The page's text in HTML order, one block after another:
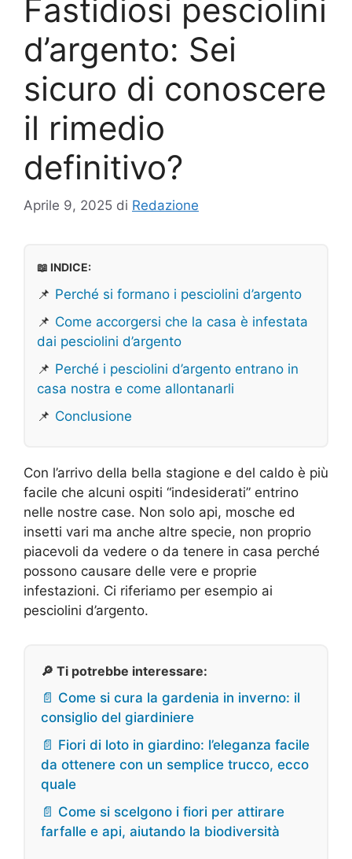
Fastidiosi pesciolini
d’argento: Sei
sicuro di conoscere
il rimedio
definitivo?
Aprile 9, 2025 di Redazione
📖 INDICE:
📌 Perché si formano i pesciolini d’argento
📌 Come accorgersi che la casa è infestata
dai pesciolini d’argento
📌 Perché i pesciolini d’argento entrano in
casa nostra e come allontanarli
📌 Conclusione
Con l’arrivo della bella stagione e del caldo è più
facile che alcuni ospiti “indesiderati” entrino
nelle nostre case. Non solo api, mosche ed
insetti vari ma anche altre specie, non proprio
piacevoli da vedere o da tenere in casa perché
possono causare delle vere e proprie
infestazioni. Ci riferiamo per esempio ai
pesciolini d’argento.
🔎 Ti potrebbe interessare:
📄 Come si cura la gardenia in inverno: il
consiglio del giardiniere
📄 Fiori di loto in giardino: l’eleganza facile
da ottenere con un semplice trucco, ecco
quale
📄 Come si scelgono i fiori per attirare
farfalle e api, aiutando la biodiversità